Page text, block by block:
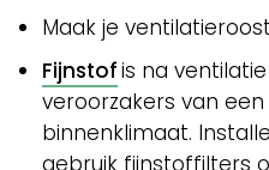
Maak je
Fijnstofis na
veroorzakers van
binnenklimaat.
gebruik fijnstoffilters